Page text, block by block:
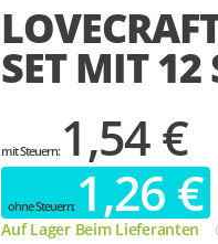
SET MIT 12
1,54 €
1,26 €
Auf Lager Beim Lieferanten